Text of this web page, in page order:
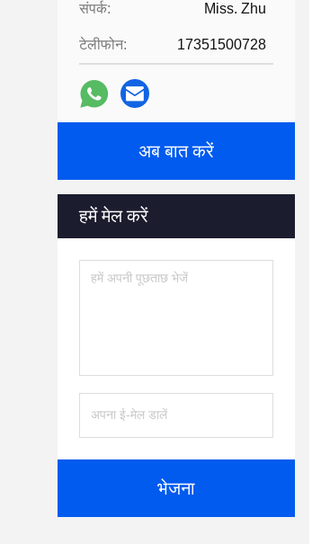
संपर्क: Miss. Zhu
टेलीफोन: 17351500728
अब बात करें
हमें मेल करें
भेजना